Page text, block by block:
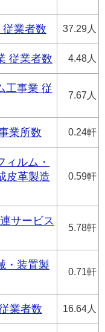
業者数 37.29人
従業者数 4.48人
工事業 従
7.67人
業所数 0.24軒
ィルム・
皮革製造
0.59軒
サービス
5.78軒
・装置製
0.71軒
業者数 16.64人